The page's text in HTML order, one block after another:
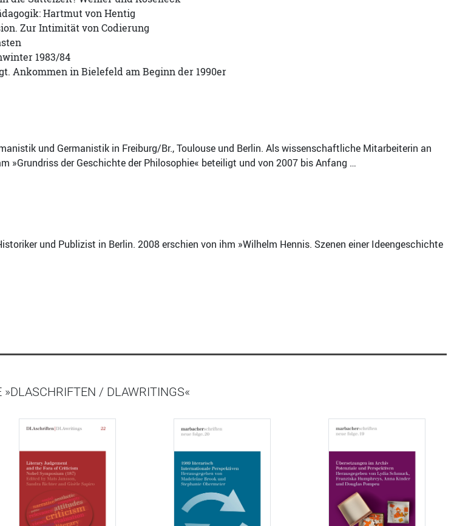
Hartmut von Hentig
Zur Intimität von Codierung
1983/84
Ankommen in Bielefeld am Beginn der 1990er
und Germanistik in Freiburg/Br., Toulouse und Berlin. Als wissenschaftliche Mitarbeiterin an
»Grundriss der Geschichte der Philosophie« beteiligt und von 2007 bis Anfang …
und Publizist in Berlin. 2008 erschien von ihm »Wilhelm Hennis. Szenen einer Ideengeschichte
»DLASCHRIFTEN / DLAWRITINGS«